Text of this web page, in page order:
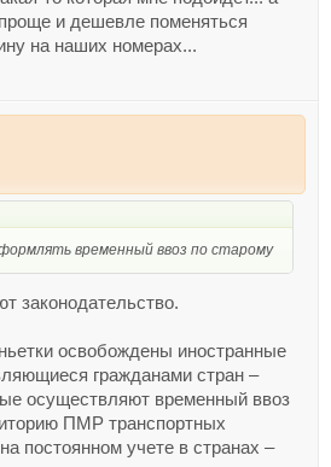
и дешевле поменяться
на наших номерах...
временный ввоз по старому
законодательство.
освобождены иностранные
гражданами стран –
осуществляют временный ввоз
ПМР транспортных
постоянном учете в странах –